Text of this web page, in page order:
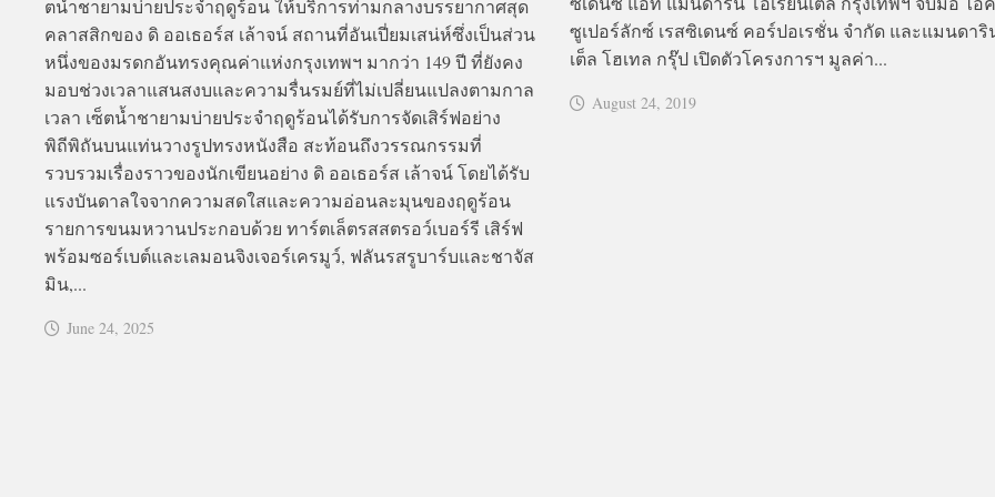
ตน้ำชายามบ่ายประจำฤดูร้อน ให้บริการท่ามกลางบรรยากาศสุด
คลาสสิกของ ดิ ออเธอร์ส เล้าจน์ สถานที่อันเปี่ยมเสน่ห์ซึ่งเป็นส่วน
หนึ่งของมรดกอันทรงคุณค่าแห่งกรุงเทพฯ มากว่า 149 ปี ที่ยังคง
มอบช่วงเวลาแสนสงบและความรื่นรมย์ที่ไม่เปลี่ยนแปลงตามกาล
เวลา เซ็ตน้ำชายามบ่ายประจำฤดูร้อนได้รับการจัดเสิร์ฟอย่าง
พิถีพิถันบนแท่นวางรูปทรงหนังสือ สะท้อนถึงวรรณกรรมที่
รวบรวมเรื่องราวของนักเขียนอย่าง ดิ ออเธอร์ส เล้าจน์ โดยได้รับ
แรงบันดาลใจจากความสดใสและความอ่อนละมุนของฤดูร้อน
รายการขนมหวานประกอบด้วย ทาร์ตเล็ตรสสตรอว์เบอร์รี เสิร์ฟ
พร้อมซอร์เบต์และเลมอนจิงเจอร์เครมูว์, ฟลันรสรูบาร์บและชาจัส
มิน,...
June 24, 2025
ซูเปอร์ลักซ์ เรสซิเดนซ์ คอร์ปอเรชั่น จำกัด และแมนดาริ
เต็ล โฮเทล กรุ๊ป เปิดตัวโครงการฯ มูลค่า...
August 24, 2019